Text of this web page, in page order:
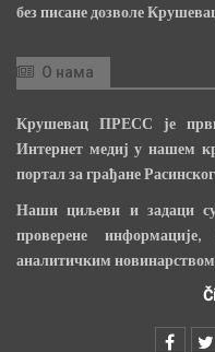
без писане дозволе
О нама
Крушевац ПРЕСС је први
Интернет медиј у нашем
портал за грађане
Наши циљеви и задаци
проверене
аналитичким